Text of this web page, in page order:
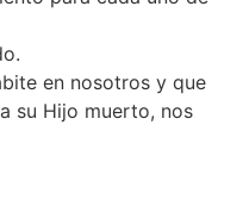
en nosotros y que
su Hijo muerto, nos